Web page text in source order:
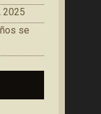
2025
se